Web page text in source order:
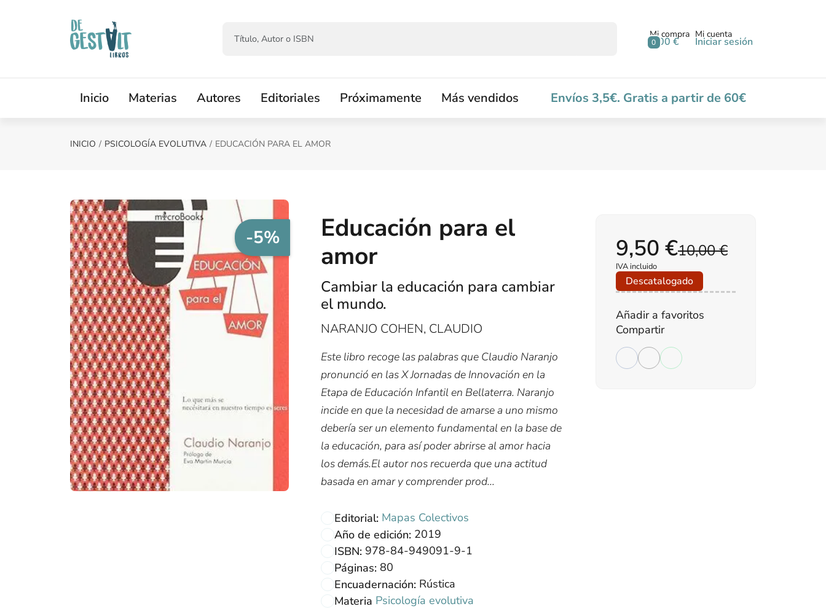
0
Mi compra
0,00 €
Mi cuenta
Iniciar sesión
Inicio Materias Autores Editoriales Próximamente Más vendidos Envíos 3,5€. Gratis a partir de 60€
INICIO PSICOLOGÍA EVOLUTIVA EDUCACIÓN PARA EL AMOR
-5%
Educación para el
amor
Cambiar la educación para cambiar
el mundo.
NARANJO COHEN, CLAUDIO
Este libro recoge las palabras que Claudio Naranjo
pronunció en las X Jornadas de Innovación en la
Etapa de Educación Infantil en Bellaterra. Naranjo
incide en que la necesidad de amarse a uno mismo
debería ser un elemento fundamental en la base de
la educación, para así poder abrirse al amor hacia
los demás.El autor nos recuerda que una actitud
basada en amar y comprender prod...
Editorial: Mapas Colectivos
Año de edición: 2019
ISBN: 978-84-949091-9-1
Páginas: 80
Encuadernación: Rústica
Materia Psicología evolutiva
10,00 €
9,50 €
IVA incluido
Descatalogado
Añadir a favoritos
Compartir